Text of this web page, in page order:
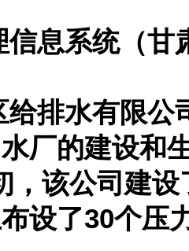
息系统（甘
水有限公
厂的建设和
公司建设
设了30个压